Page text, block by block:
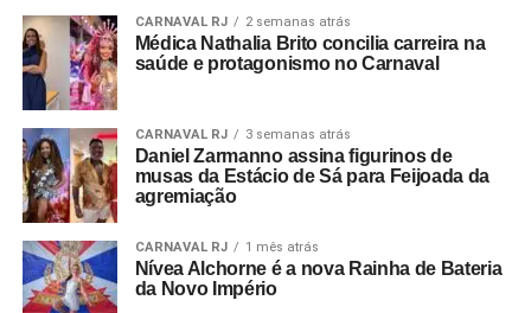
CARNAVAL RJ 2 semanas atrás
Médica Nathalia Brito concilia carreira na
saúde e protagonismo no Carnaval
CARNAVAL RJ 3 semanas atrás
Daniel Zarmanno assina figurinos de
musas da Estácio de Sá para Feijoada da
agremiação
CARNAVAL RJ 1 mês atrás
Nívea Alchorne é a nova Rainha de Bateria
da Novo Império